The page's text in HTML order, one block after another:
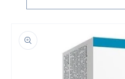
sul prodotto